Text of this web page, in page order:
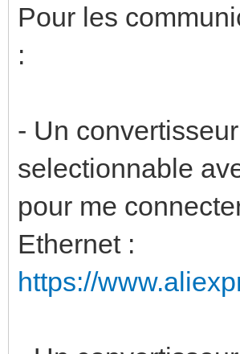
Pour les
:
- Un
selectionnable
pour me
Ethernet :
https://